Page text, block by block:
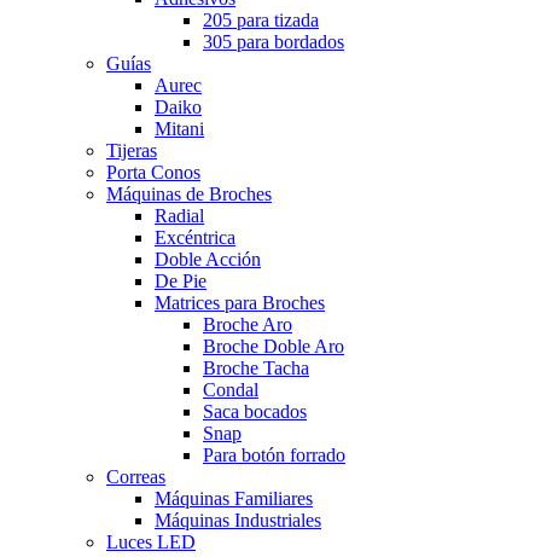
205 para tizada
305 para bordados
Guías
Aurec
Daiko
Mitani
Tijeras
Porta Conos
Máquinas de Broches
Radial
Excéntrica
Doble Acción
De Pie
Matrices para Broches
Broche Aro
Broche Doble Aro
Broche Tacha
Condal
Saca bocados
Snap
Para botón forrado
Correas
Máquinas Familiares
Máquinas Industriales
Luces LED